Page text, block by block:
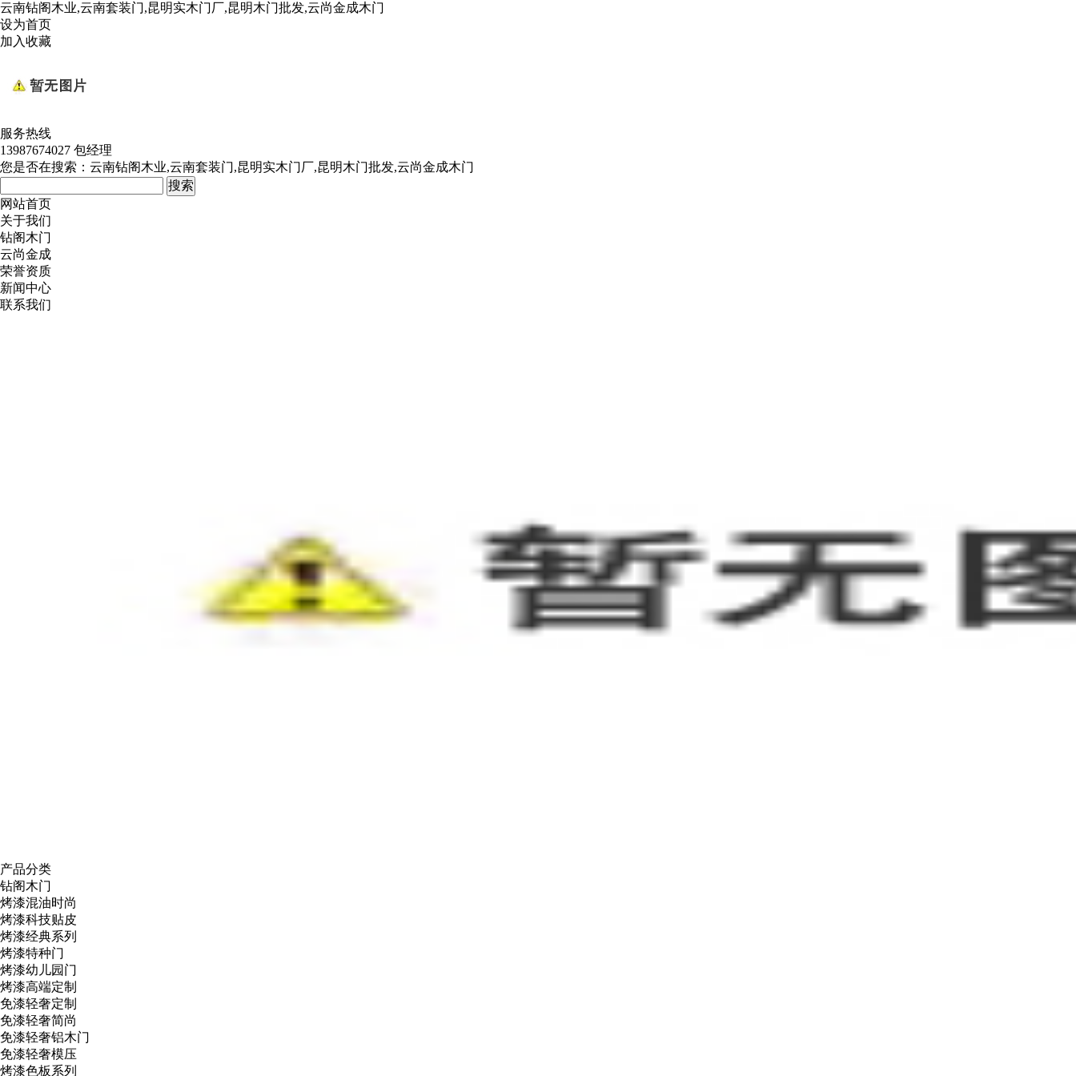
云南钻阁木业,云南套装门,昆明实木门厂,昆明木门批发,云尚金成木门
设为首页
加入收藏
服务热线
13987674027 包经理
您是否在搜索： 云南钻阁木业,云南套装门,昆明实木门厂,昆明木门批发,云尚金成木门
网站首页
关于我们
钻阁木门
云尚金成
荣誉资质
新闻中心
联系我们
产品分类
钻阁木门
烤漆混油时尚
烤漆科技贴皮
烤漆经典系列
烤漆特种门
烤漆幼儿园门
烤漆高端定制
免漆轻奢定制
免漆轻奢简尚
免漆轻奢铝木门
免漆轻奢模压
烤漆色板系列